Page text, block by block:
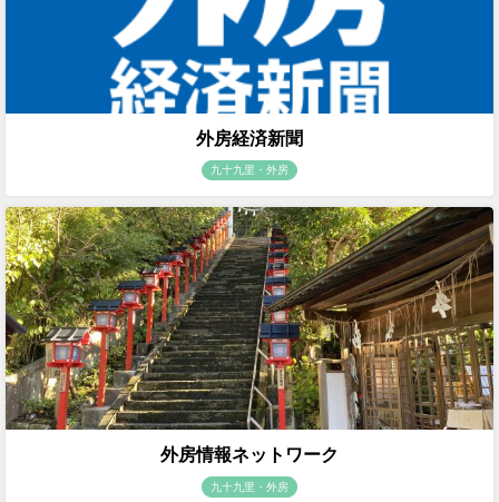
外房経済新聞
九十九里・外房
外房情報ネットワーク
九十九里・外房